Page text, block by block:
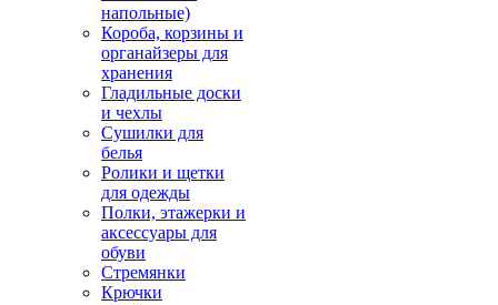
напольные)
Короба, корзины и
органайзеры для
хранения
Гладильные доски
и чехлы
Сушилки для
белья
Ролики и щетки
для одежды
Полки, этажерки и
аксессуары для
обуви
Стремянки
Крючки